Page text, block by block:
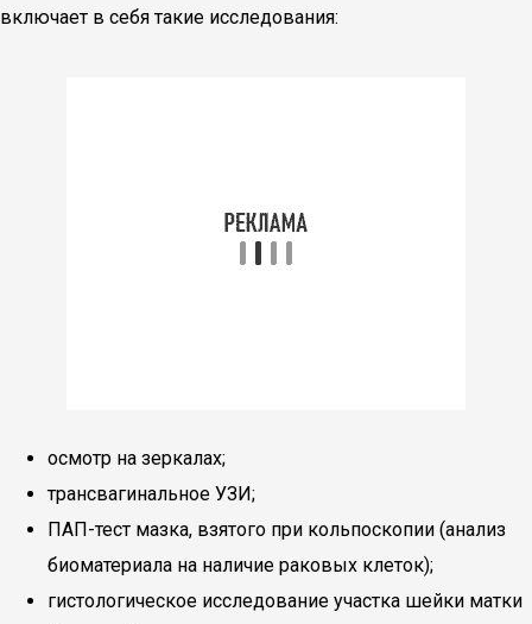
включает в себя такие исследования:
осмотр на зеркалах;
трансвагинальное УЗИ;
ПАП-тест мазка, взятого при кольпоскопии (анализ
биоматериала на наличие раковых клеток);
гистологическое исследование участка шейки матки